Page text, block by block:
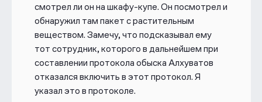
смотрел ли он на шкафу-купе. Он посмотрел и
обнаружил там пакет с растительным
веществом. Замечу, что подсказывал ему
тот сотрудник, которого в дальнейшем при
составлении протокола обыска Алхуватов
отказался включить в этот протокол. Я
указал это в протоколе.